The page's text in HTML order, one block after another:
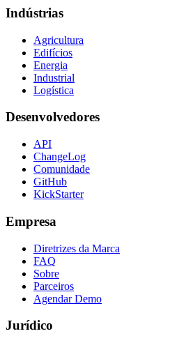
Indústrias
Agricultura
Edifícios
Energia
Industrial
Logística
Desenvolvedores
API
ChangeLog
Comunidade
GitHub
KickStarter
Empresa
Diretrizes da Marca
FAQ
Sobre
Parceiros
Agendar Demo
Jurídico